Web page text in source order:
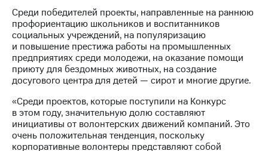
и акционерам
Корпоративное
управление
Корпоративный
секретарь
Раскрытие
информации
Информация
акционерам
Документы
ПАО
"МТС"
Среди победителей проекты, направленные на раннюю
профориентацию школьников и воспитанников
социальных учреждений, на популяризацию
и повышение престижа работы на промышленных
предприятиях среди молодежи, на оказание помощи
приюту для бездомных животных, на создание
досугового центра для детей — сирот и многие другие.
«Среди проектов, которые поступили на Конкурс
в этом году, значительную долю составляют
инициативы от волонтерских движений компаний. Это
очень положительная тенденция, поскольку
корпоративные волонтеры представляют собой